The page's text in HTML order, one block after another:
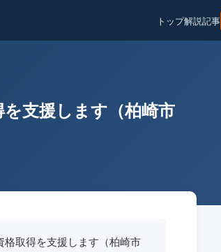
トップ解説記事
を支援します（柏崎市
取得を支援します（柏崎市